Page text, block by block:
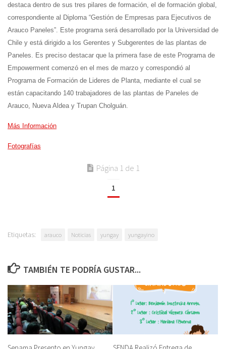
destaca dentro de sus tres pilares de formación, el de formación global,
correspondiente al Diploma “Gestión de Empresas para Ejecutivos de
Arauco Paneles”. Este programa será desarrollado por la Universidad de
Chile y está dirigido a los Gerentes y Subgerentes de las plantas de
Paneles. Es preciso destacar que la primera fase de este Programa de
Empowerment comenzó en el mes de marzo y correspondió al
Programa de Formación de Lideres de Planta, mediante el cual se
están capacitando 140 trabajadores de las plantas de Paneles de
Arauco, Nueva Aldea y Trupan Cholguán.
Más Información
Fotografías
Página 1 de 1
1
Etiquetas: arauco Noticias yungay yungayino
TAMBIÉN TE PODRÍA GUSTAR...